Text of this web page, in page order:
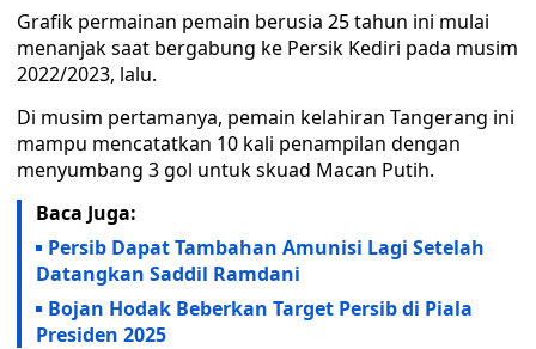
Grafik permainan pemain berusia 25 tahun ini mulai
menanjak saat bergabung ke Persik Kediri pada musim
2022/2023, lalu.
Di musim pertamanya, pemain kelahiran Tangerang ini
mampu mencatatkan 10 kali penampilan dengan
menyumbang 3 gol untuk skuad Macan Putih.
Baca Juga:
Persib Dapat Tambahan Amunisi Lagi Setelah
Datangkan Saddil Ramdani
Bojan Hodak Beberkan Target Persib di Piala
Presiden 2025